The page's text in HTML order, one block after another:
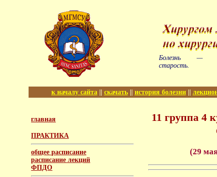
Болезнь —
старость.
к началу сайта || скачать|| история болезни||
главная
ПРАКТИКА
общее расписание
расписание лекций
ФПДО
11 группа 4
(29